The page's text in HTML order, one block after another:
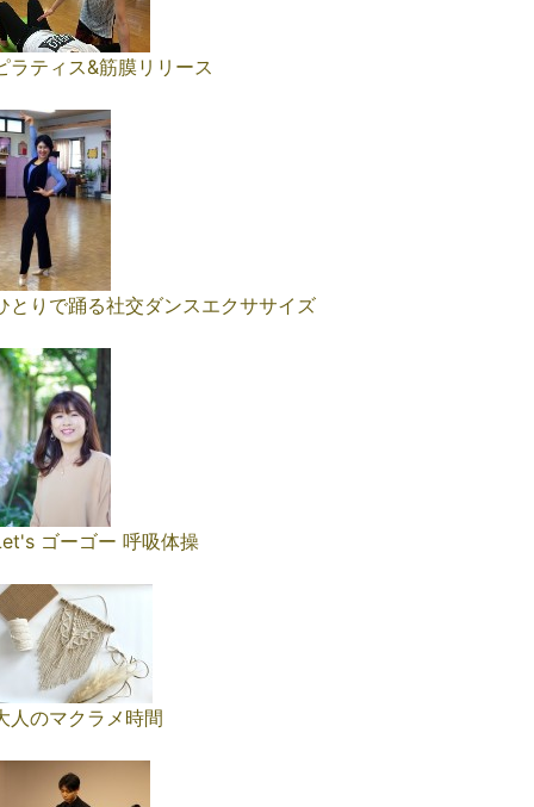
ラティス&筋膜リリース
とりで踊る社交ダンスエクササイズ
ゴーゴー 呼吸体操
人のマクラメ時間